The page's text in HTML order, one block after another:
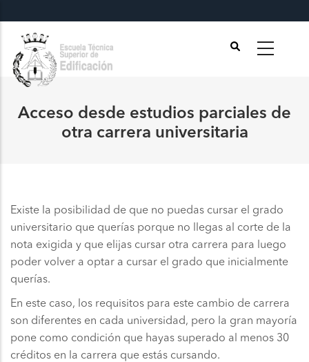
contenido
principal
Acceso desde estudios parciales de
otra carrera universitaria
Existe la posibilidad de que no puedas cursar el grado
universitario que querías porque no llegas al corte de la
nota exigida y que elijas cursar otra carrera para luego
poder volver a optar a cursar el grado que inicialmente
querías.
En este caso, los requisitos para este cambio de carrera
son diferentes en cada universidad, pero la gran mayoría
pone como condición que hayas superado al menos 30
créditos en la carrera que estás cursando.